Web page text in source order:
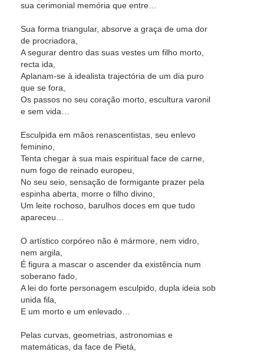
sua cerimonial memória que entre…
Sua forma triangular, absorve a graça de uma dor
de procriadora,
A segurar dentro das suas vestes um filho morto,
recta ida,
Aplanam-se à idealista trajectória de um dia puro
que se fora,
Os passos no seu coração morto, escultura varonil
e sem vida…
Esculpida em mãos renascentistas, seu enlevo
feminino,
Tenta chegar à sua mais espiritual face de carne,
num fogo de reinado europeu,
No seu seio, sensação de formigante prazer pela
espinha aberta, morre o filho divino,
Um leite rochoso, barulhos doces em que tudo
apareceu…
O artístico corpóreo não é mármore, nem vidro,
nem argila,
É figura a mascar o ascender da existência num
soberano fado,
A lei do forte personagem esculpido, dupla ideia sob
unida fila,
E um morto e um enlevado…
Pelas curvas, geometrias, astronomias e
matemáticas, da face de Pietá,